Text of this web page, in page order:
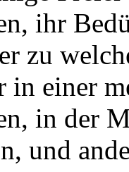
ihr
zu
in einer
in der
und